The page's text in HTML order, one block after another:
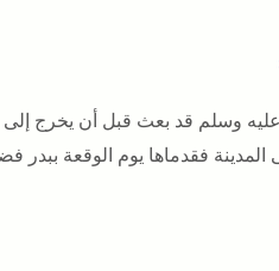
وسلم قد بعث قبل أن يخرج إلى
المدينة فقدماها يوم الوقعة